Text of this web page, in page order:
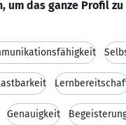
um das ganze Profil zu
Genauigkeit